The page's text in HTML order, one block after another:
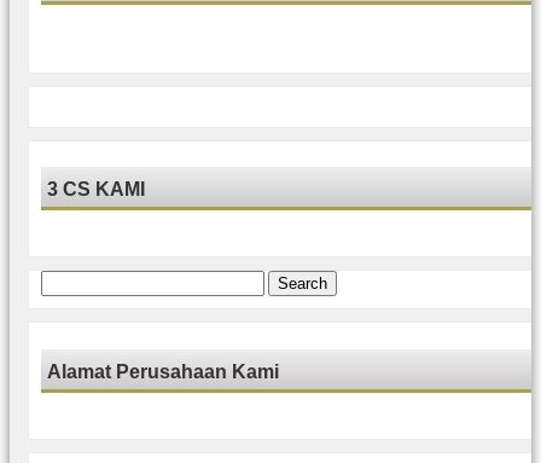
3 CS KAMI
for:
Alamat Perusahaan Kami